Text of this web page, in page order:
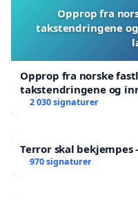
Opprop fra
takstendringene
Opprop fra norske
takstendringene og
landsråd
2 030 signaturer
Terror skal bekjempes
970 signaturer